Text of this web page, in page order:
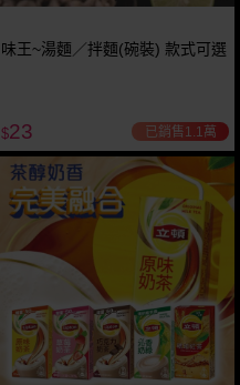
味王~湯麵／拌麵(碗裝) 款式可選
$23 已銷售1.1萬